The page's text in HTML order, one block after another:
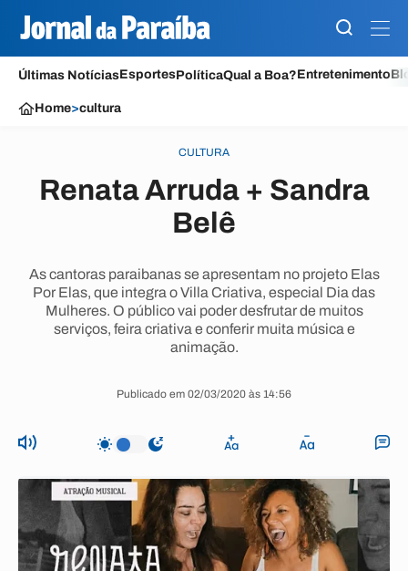
Últimas NotíciasEsportesPolíticaQual a Boa?Entretenimento
Home>cultura
CULTURA
Renata Arruda + Sandra
Belê
As cantoras paraibanas se apresentam no projeto Elas
Por Elas, que integra o Villa Criativa, especial Dia das
Mulheres. O público vai poder desfrutar de muitos
serviços, feira criativa e conferir muita música e
animação.
Publicado em 02/03/2020 às 14:56